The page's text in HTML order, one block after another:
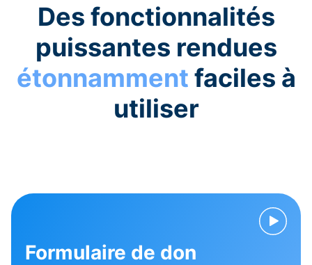
Des fonctionnalités
puissantes rendues
étonnamment faciles à
utiliser
Formulaire de don